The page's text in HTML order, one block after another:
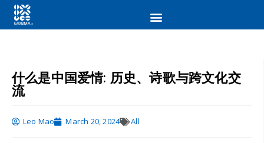
什么是中国爱情: 历史、诗歌与跨文化交
流
Leo Mao March 20, 2024 All